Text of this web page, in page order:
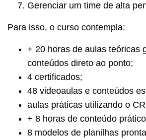
Gerenciar um time de alta
Para isso, o curso contempla:
+ 20 horas de aulas teóricas
conteúdos direto ao ponto;
4 certificados;
48 videoaulas e conteúdos
aulas práticas utilizando o
+ 8 horas de conteúdo
8 modelos de planilhas